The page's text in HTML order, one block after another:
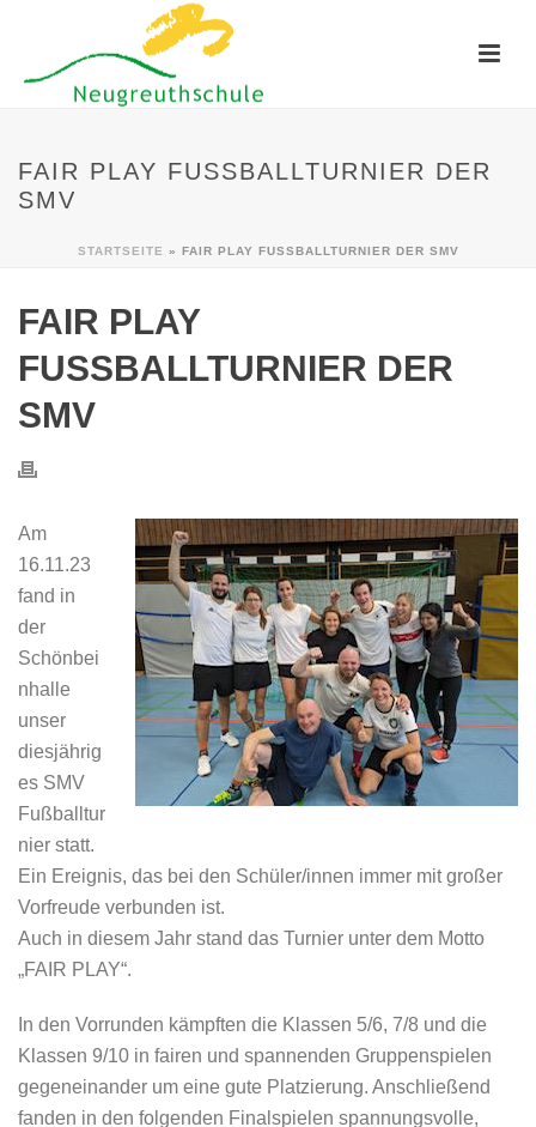
FAIR PLAY FUSSBALLTURNIER DER S
MV
STARTSEITE » FAIR PLAY FUSSBALLTURNIER DER SMV
FAIR PLAY
FUSSBALLTURNIER DER S
MV
Am
16.11.23
fand in
der
Schönbei
nhalle
unser
diesjährig
es SMV
Fußballtur
nier statt.
Ein Ereignis, das bei den Schüler/innen immer mit großer
Vorfreude verbunden ist.
Auch in diesem Jahr stand das Turnier unter dem Motto
„FAIR PLAY“.
In den Vorrunden kämpften die Klassen 5/6, 7/8 und die
Klassen 9/10 in fairen und spannenden Gruppenspielen
gegeneinander um eine gute Platzierung. Anschließend
fanden in den folgenden Finalspielen spannungsvolle,